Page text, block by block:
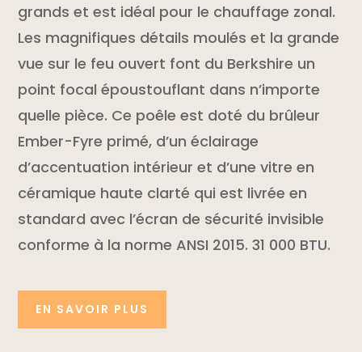
grands et est idéal pour le chauffage zonal.
Les magnifiques détails moulés et la grande
vue sur le feu ouvert font du Berkshire un
point focal époustouflant dans n’importe
quelle pièce. Ce poêle est doté du brûleur
Ember-Fyre primé, d’un éclairage
d’accentuation intérieur et d’une vitre en
céramique haute clarté qui est livrée en
standard avec l’écran de sécurité invisible
conforme à la norme ANSI 2015. 31 000 BTU.
EN SAVOIR PLUS